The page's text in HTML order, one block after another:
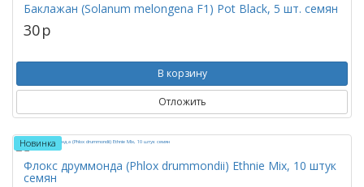
Баклажан (Solanum melongena F1) Pot Black, 5 шт. семян
30p
В корзину
Отложить
Новинка
Флокс друммонда (Phlox drummondii) Ethnie Mix, 10 штук
семян